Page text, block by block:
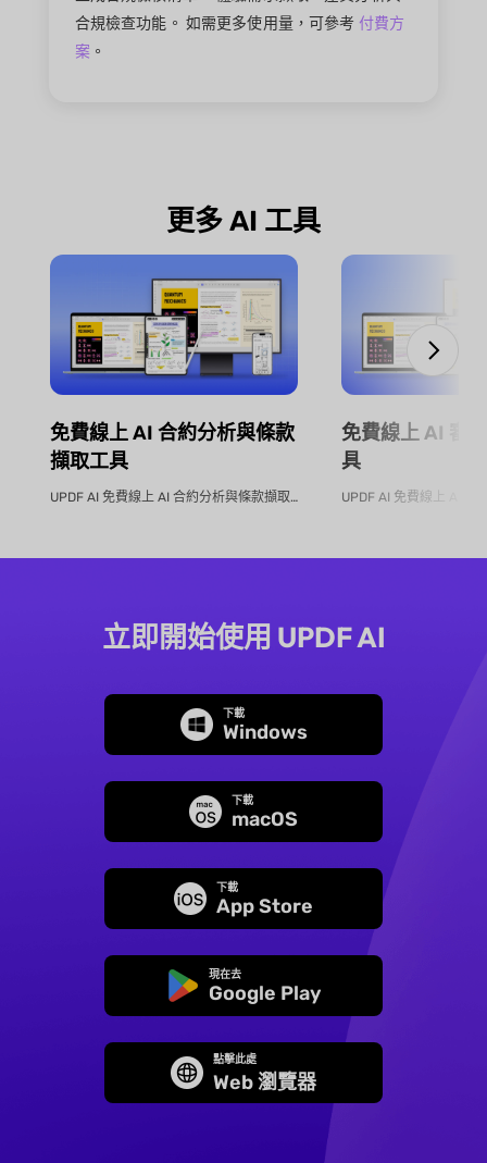
合規檢查功能。 如需更多使用量，可參考 付費方
案。
更多 AI 工具
免費線上 AI 合約分析與條款
擷取工具
UPDF AI 免費線上 AI 合約分析與條款擷取工具 不再手動逐...
免費線上 AI 審
具
立即開始使用 UPDF AI
下載
Windows
下載
macOS
下載
App Store
現在去
Google Play
點擊此處
Web 瀏覽器